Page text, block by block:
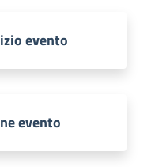
evento
evento